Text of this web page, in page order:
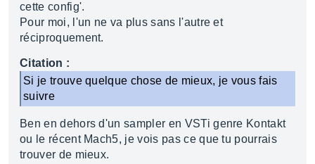
cette config'.
Pour moi, l'un ne va plus sans l'autre et
réciproquement.
Citation :
Si je trouve quelque chose de mieux, je vous fais
suivre
Ben en dehors d'un sampler en VSTi genre Kontakt
ou le récent Mach5, je vois pas ce que tu pourrais
trouver de mieux.